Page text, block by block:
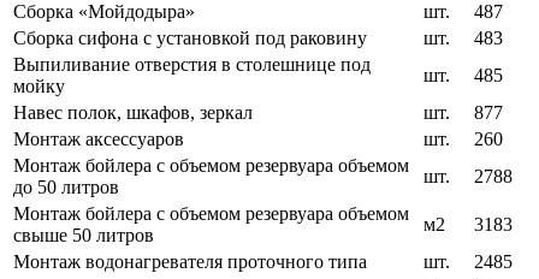
Сборка «Мойдодыра»
шт.
487
Сборка сифона с установкой под раковину
шт.
483
Выпиливание отверстия в столешнице под
мойку
шт.
485
Навес полок, шкафов, зеркал
шт.
877
Монтаж аксессуаров
шт.
260
Монтаж бойлера с объемом резервуара объемом
до 50 литров
шт.
2788
Монтаж бойлера с объемом резервуара объемом
свыше 50 литров
м2
3183
Монтаж водонагревателя проточного типа
шт.
2485